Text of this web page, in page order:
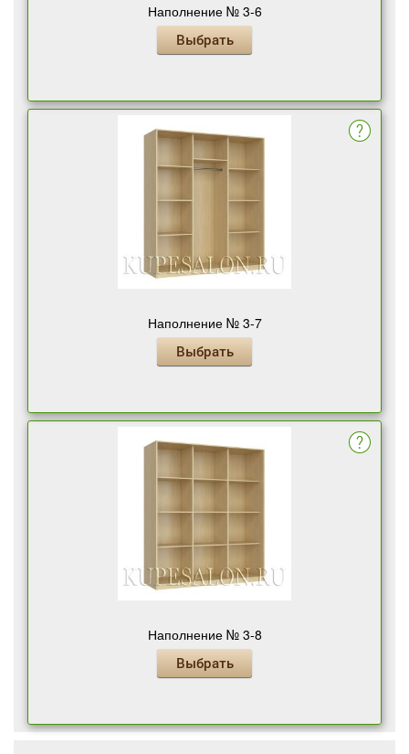
Наполнение № 3-6
Выбрать
Наполнение № 3-7
Выбрать
Наполнение № 3-8
Выбрать